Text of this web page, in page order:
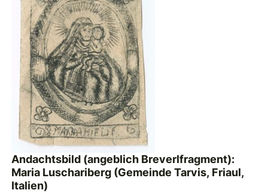
Andachtsbild (angeblich Breverlfragment):
Maria Luschariberg (Gemeinde Tarvis, Friaul,
Italien)